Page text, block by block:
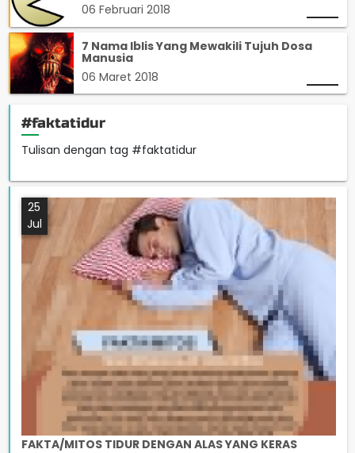
06 Februari 2018
7 Nama Iblis Yang Mewakili Tujuh Dosa
Manusia
06 Maret 2018
#faktatidur
Tulisan dengan tag #faktatidur
25
Jul
FAKTA/MITOS TIDUR DENGAN ALAS YANG KERAS